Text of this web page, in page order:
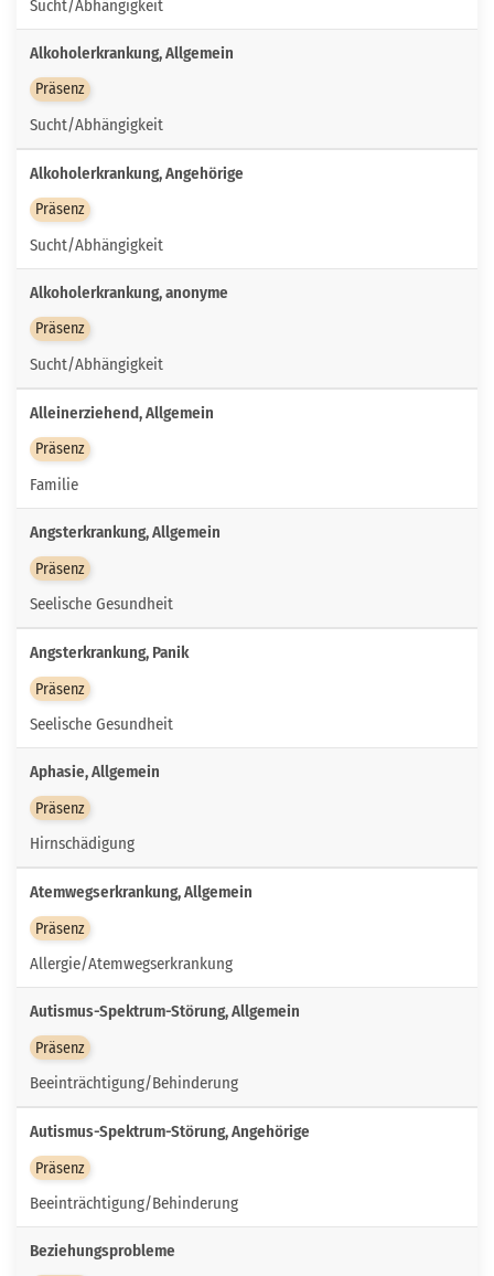
Sucht/Abhängigkeit
Alkoholerkrankung, Allgemein
Präsenz
Sucht/Abhängigkeit
Alkoholerkrankung, Angehörige
Präsenz
Sucht/Abhängigkeit
Alkoholerkrankung, anonyme
Präsenz
Sucht/Abhängigkeit
Alleinerziehend, Allgemein
Präsenz
Familie
Angsterkrankung, Allgemein
Präsenz
Seelische Gesundheit
Angsterkrankung, Panik
Präsenz
Seelische Gesundheit
Aphasie, Allgemein
Präsenz
Hirnschädigung
Atemwegserkrankung, Allgemein
Präsenz
Allergie/Atemwegserkrankung
Autismus-Spektrum-Störung, Allgemein
Präsenz
Beeinträchtigung/Behinderung
Autismus-Spektrum-Störung, Angehörige
Präsenz
Beeinträchtigung/Behinderung
Beziehungsprobleme